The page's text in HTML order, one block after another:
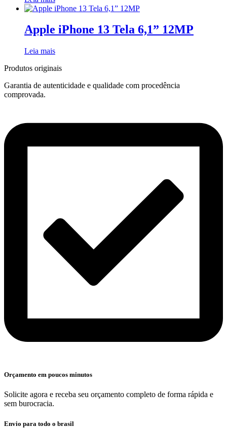
Apple iPhone 13 Tela 6,1” 12MP
Leia mais
Produtos originais
Garantia de autenticidade e qualidade com procedência
comprovada.
Orçamento em poucos minutos
Solicite agora e receba seu orçamento completo de forma rápida e
sem burocracia.
Envio para todo o brasil